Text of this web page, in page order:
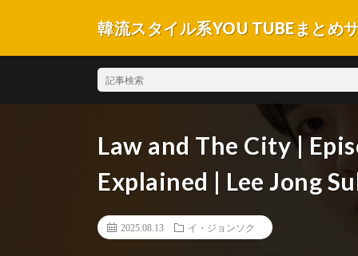
韓流スタイル系YOU TUBEまとめ
Law and The City |
Explained | Lee Jong
2025.08.13 イ・ジョンソク